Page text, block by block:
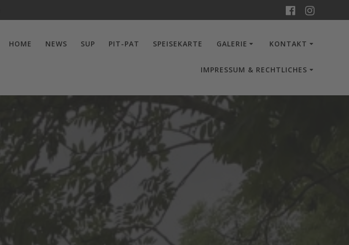
HOME NEWS SUP PIT-PAT SPEISEKARTE GALERIE KONTAKT
IMPRESSUM & RECHTLICHES